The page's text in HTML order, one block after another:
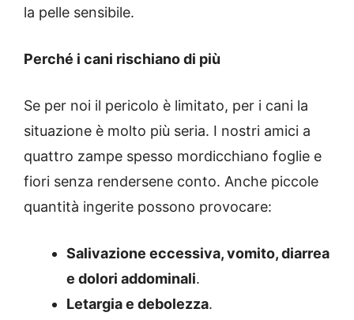
la pelle sensibile.
Perché i cani rischiano di più
Se per noi il pericolo è limitato, per i cani la
situazione è molto più seria. I nostri amici a
quattro zampe spesso mordicchiano foglie e
fiori senza rendersene conto. Anche piccole
quantità ingerite possono provocare:
Salivazione eccessiva, vomito, diarrea
e dolori addominali.
Letargia e debolezza.